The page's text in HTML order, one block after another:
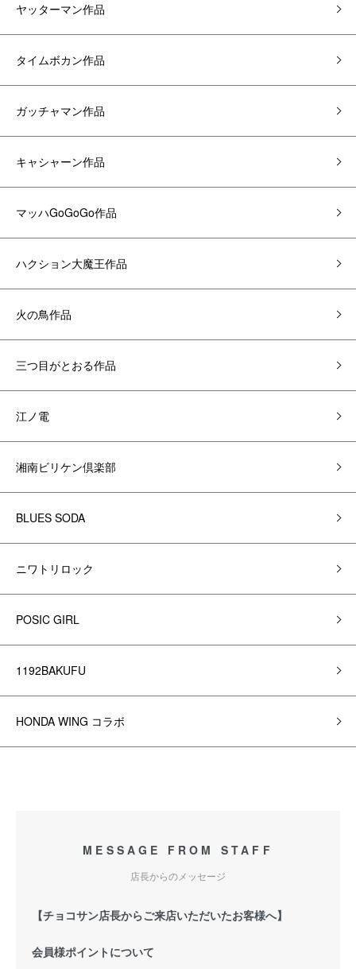
ヤッターマン作品
タイムボカン作品
ガッチャマン作品
キャシャーン作品
マッハGoGoGo作品
ハクション大魔王作品
火の鳥作品
三つ目がとおる作品
江ノ電
湘南ビリケン倶楽部
BLUES SODA
ニワトリロック
POSIC GIRL
1192BAKUFU
HONDA WING コラボ
MESSAGE FROM STAFF
店長からのメッセージ
【チョコサン店長からご来店いただいたお客様へ】
会員様ポイントについて